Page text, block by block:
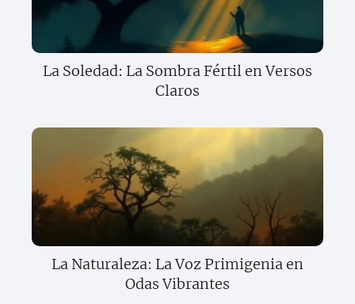
La Soledad: La Sombra Fértil en Versos
Claros
La Naturaleza: La Voz Primigenia en
Odas Vibrantes